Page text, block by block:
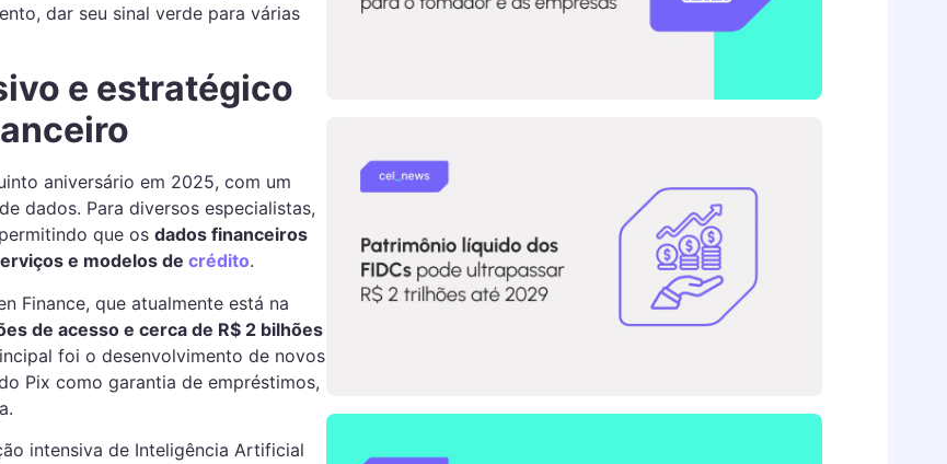
dar seu sinal verde para várias
e estratégico
aniversário em 2025, com um
dados. Para diversos especialistas,
que os dados financeiros
e modelos de crédito.
Finance, que atualmente está na
de acesso e cerca de R$ 2 bilhões
foi o desenvolvimento de novos
Pix como garantia de empréstimos,
intensiva de Inteligência Artificial